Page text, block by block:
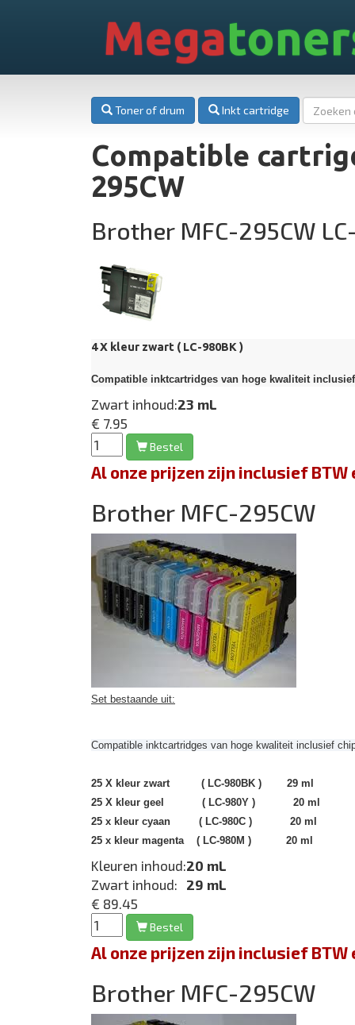
Mega
Toner of drum Inkt cartridge
Compatible
295CW
Brother MFC-295CW
4 X kleur zwart ( LC-980BK )
Compatible inktcartridges van hoge kwaliteit
Zwart inhoud:23 mL
€ 7.95
Bestel
Al onze prijzen zijn inclusief
Brother MFC-295CW
Set bestaande uit:
Compatible inktcartridges van hoge kwaliteit inclusief
25 X kleur zwart ( LC-980BK ) 29 ml
25 X kleur geel ( LC-980Y ) 20 ml
25 x kleur cyaan ( LC-980C ) 20 ml
25 x kleur magenta ( LC-980M ) 20 ml
Kleuren inhoud:20 mL
Zwart inhoud:
29 mL
€ 89.45
Bestel
Al onze prijzen zijn inclusief
Brother MFC-295CW